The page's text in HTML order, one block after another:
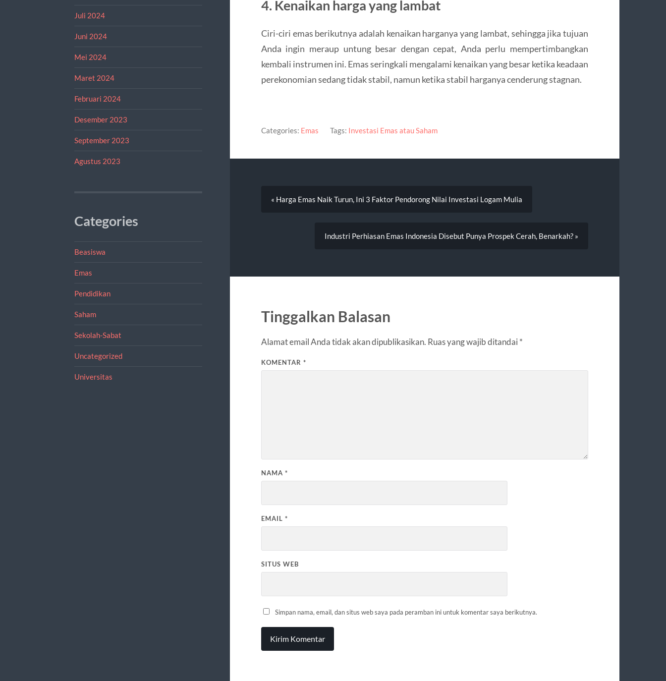
Juli 2024
Juni 2024
Mei 2024
Maret 2024
Februari 2024
Desember 2023
September 2023
Agustus 2023
Categories
Beasiswa
Emas
Pendidikan
Saham
Sekolah-Sabat
Uncategorized
Universitas
4. Kenaikan harga yang lambat
Ciri-ciri emas berikutnya adalah kenaikan harganya yang lambat, sehingga jika tujuan
Anda ingin meraup untung besar dengan cepat, Anda perlu mempertimbangkan
kembali instrumen ini. Emas seringkali mengalami kenaikan yang besar ketika keadaan
perekonomian sedang tidak stabil, namun ketika stabil harganya cenderung stagnan.
Categories: Emas Tags: Investasi Emas atau Saham
« Harga Emas Naik Turun, Ini 3 Faktor Pendorong Nilai Investasi Logam Mulia
Industri Perhiasan Emas Indonesia Disebut Punya Prospek Cerah, Benarkah? »
Tinggalkan Balasan
Alamat email Anda tidak akan dipublikasikan. Ruas yang wajib ditandai *
KOMENTAR *
NAMA *
EMAIL *
SITUS WEB
Simpan nama, email, dan situs web saya pada peramban ini untuk komentar saya berikutnya.